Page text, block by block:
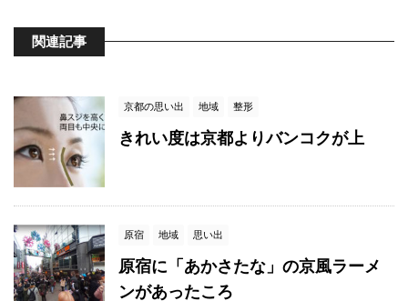
関連記事
京都の思い出 地域 整形
きれい度は京都よりバンコクが上
原宿 地域 思い出
原宿に「あかさたな」の京風ラーメ
ンがあったころ